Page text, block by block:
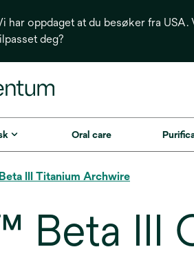
har oppdaget at du besøker fra
deg?
Oral care
III Titanium Archwire
Beta III